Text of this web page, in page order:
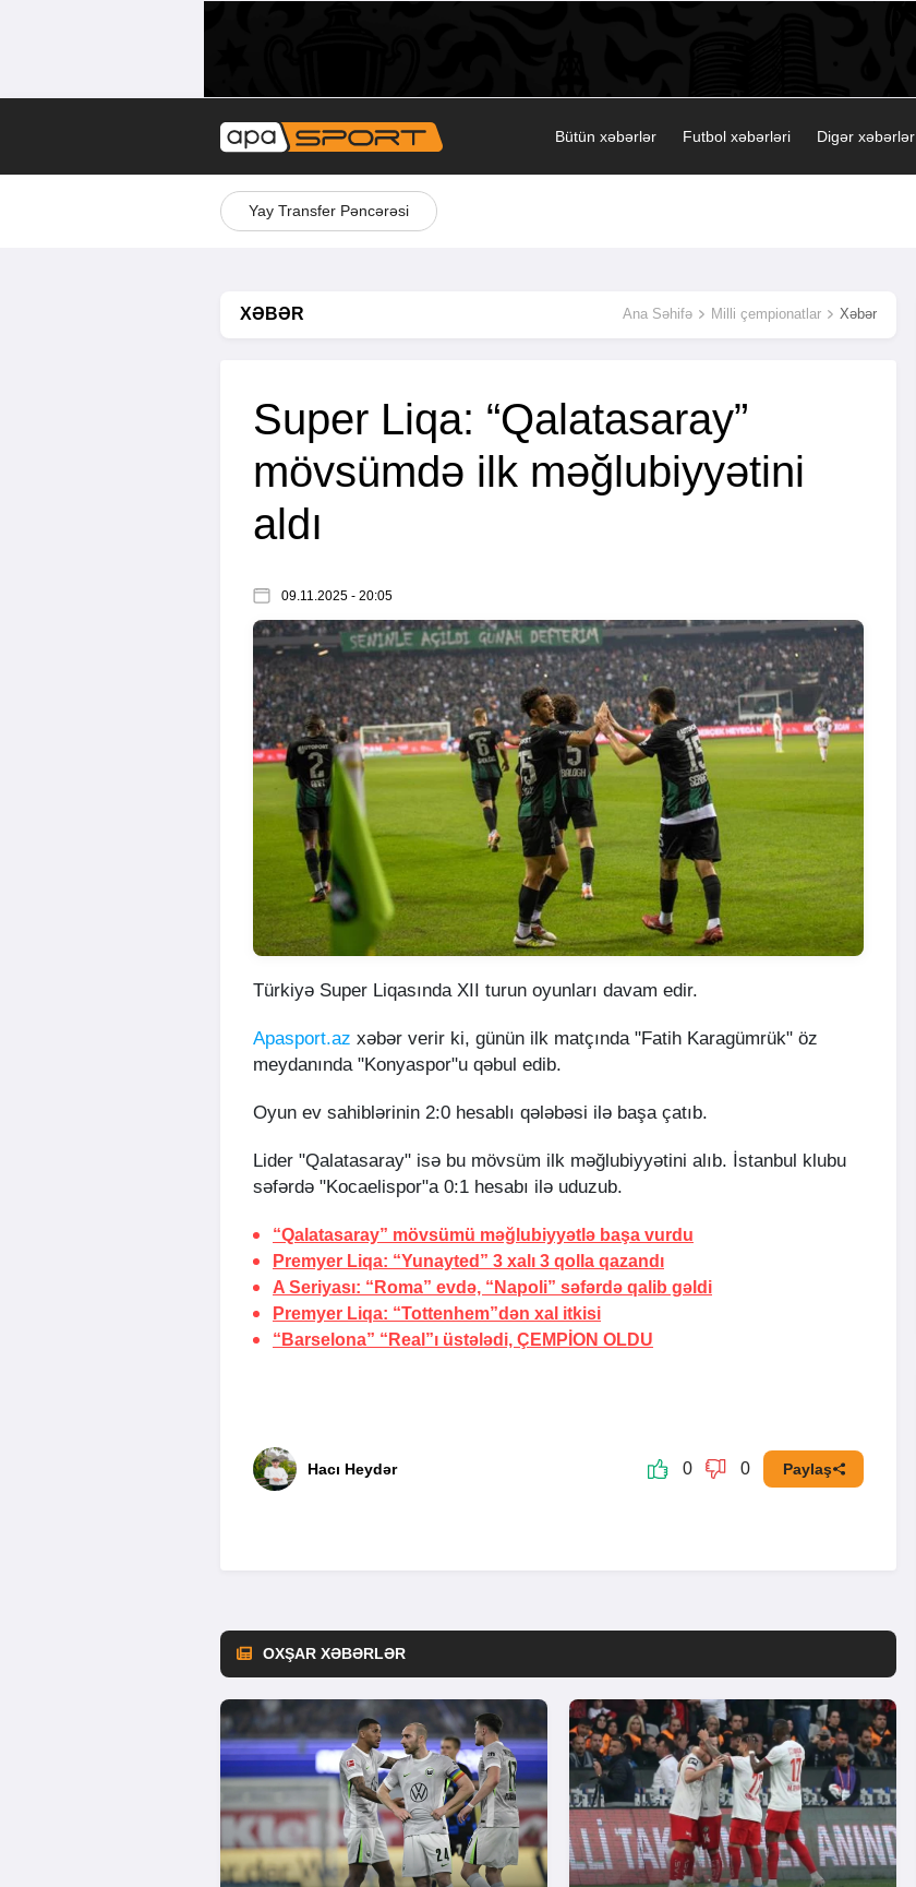
Bütün xəbərlər Futbol xəbərləri Digər xəbərlər
Yay Transfer Pəncərəsi
XƏBƏR Ana Səhifə Milli çempionatlar Xəbər
Super Liqa: “Qalatasaray”
mövsümdə ilk məğlubiyyətini
aldı
09.11.2025 - 20:05
Türkiyə Super Liqasında XII turun oyunları davam edir.
Apasport.az xəbər verir ki, günün ilk matçında "Fatih Karagümrük" öz
meydanında "Konyaspor"u qəbul edib.
Oyun ev sahiblərinin 2:0 hesablı qələbəsi ilə başa çatıb.
Lider "Qalatasaray" isə bu mövsüm ilk məğlubiyyətini alıb. İstanbul klubu
səfərdə "Kocaelispor"a 0:1 hesabı ilə uduzub.
“Qalatasaray” mövsümü məğlubiyyətlə başa vurdu
Premyer Liqa: “Yunayted” 3 xalı 3 qolla qazandı
A Seriyası: “Roma” evdə, “Napoli” səfərdə qalib gəldi
Premyer Liqa: “Tottenhem”dən xal itkisi
“Barselona” “Real”ı üstələdi, ÇEMPİON OLDU
Hacı Heydər 0 0 Paylaş
OXŞAR XƏBƏRLƏR